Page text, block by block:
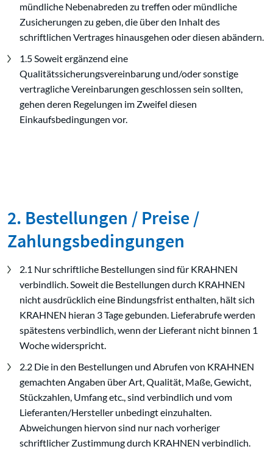
mündliche Nebenabreden zu treffen oder mündliche
Zusicherungen zu geben, die über den Inhalt des
schriftlichen Vertrages hinausgehen oder diesen abändern.
1.5 Soweit ergänzend eine
Qualitätssicherungsvereinbarung und/oder sonstige
vertragliche Vereinbarungen geschlossen sein sollten,
gehen deren Regelungen im Zweifel diesen
Einkaufsbedingungen vor.
2. Bestellungen / Preise /
Zahlungsbedingungen
2.1 Nur schriftliche Bestellungen sind für KRAHNEN
verbindlich. Soweit die Bestellungen durch KRAHNEN
nicht ausdrücklich eine Bindungsfrist enthalten, hält sich
KRAHNEN hieran 3 Tage gebunden. Lieferabrufe werden
spätestens verbindlich, wenn der Lieferant nicht binnen 1
Woche widerspricht.
2.2 Die in den Bestellungen und Abrufen von KRAHNEN
gemachten Angaben über Art, Qualität, Maße, Gewicht,
Stückzahlen, Umfang etc., sind verbindlich und vom
Lieferanten/Hersteller unbedingt einzuhalten.
Abweichungen hiervon sind nur nach vorheriger
schriftlicher Zustimmung durch KRAHNEN verbindlich.